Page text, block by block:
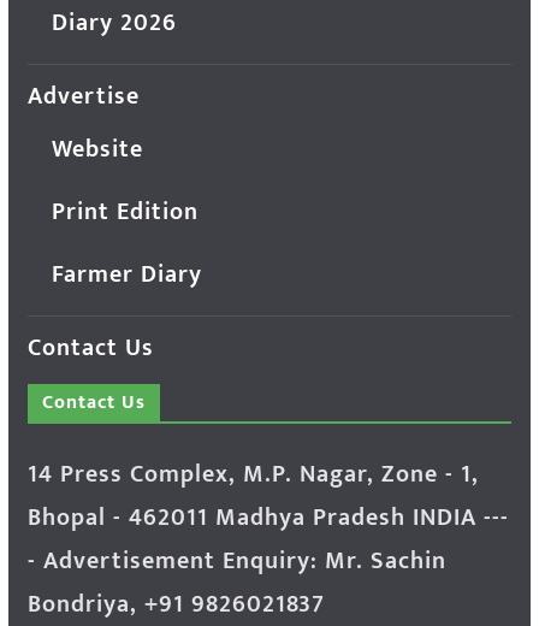
Diary 2026
Advertise
Website
Print Edition
Farmer Diary
Contact Us
Contact Us
14 Press Complex, M.P. Nagar, Zone - 1,
Bhopal - 462011 Madhya Pradesh INDIA ---
- Advertisement Enquiry: Mr. Sachin
Bondriya, +91 9826021837